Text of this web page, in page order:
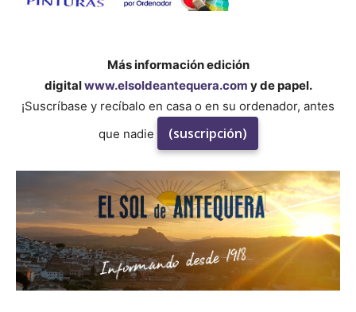
Más información edición
digitalwww.elsoldeantequera.com y de papel.
¡Suscríbase y recíbalo en casa o en su ordenador, antes
que nadie
(suscripción)